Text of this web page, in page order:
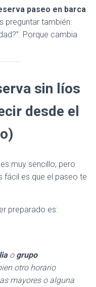
paseo en barca
preguntar también:
Porque cambia
sin líos
desde el
muy sencillo, pero
fácil es que el paseo te
preparado es:
o grupo
otro horario
mayores o alguna